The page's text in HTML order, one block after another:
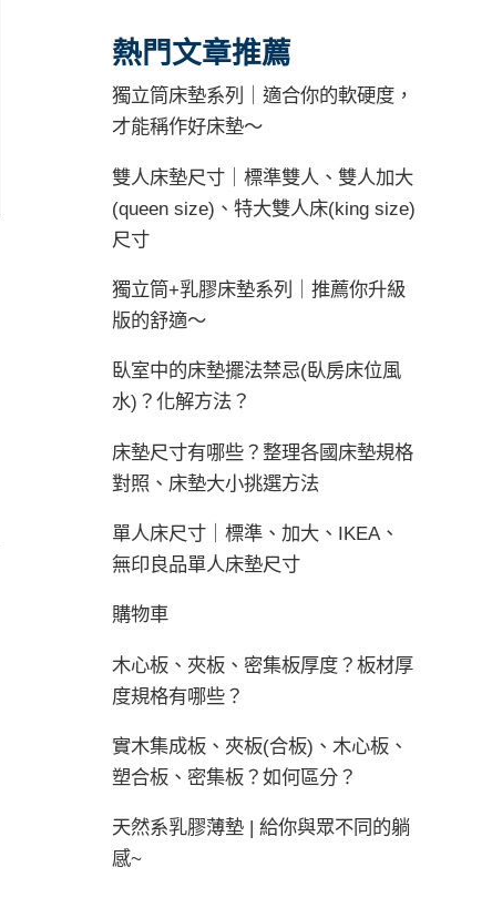
熱門文章推薦
獨立筒床墊系列｜適合你的軟硬度，
才能稱作好床墊～
雙人床墊尺寸｜標準雙人、雙人加大
(queen size)、特大雙人床(king size)
尺寸
獨立筒+乳膠床墊系列｜推薦你升級
版的舒適～
臥室中的床墊擺法禁忌(臥房床位風
水)？化解方法？
床墊尺寸有哪些？整理各國床墊規格
對照、床墊大小挑選方法
單人床尺寸｜標準、加大、IKEA、
無印良品單人床墊尺寸
購物車
木心板、夾板、密集板厚度？板材厚
度規格有哪些？
實木集成板、夾板(合板)、木心板、
塑合板、密集板？如何區分？
天然系乳膠薄墊 | 給你與眾不同的躺
感~